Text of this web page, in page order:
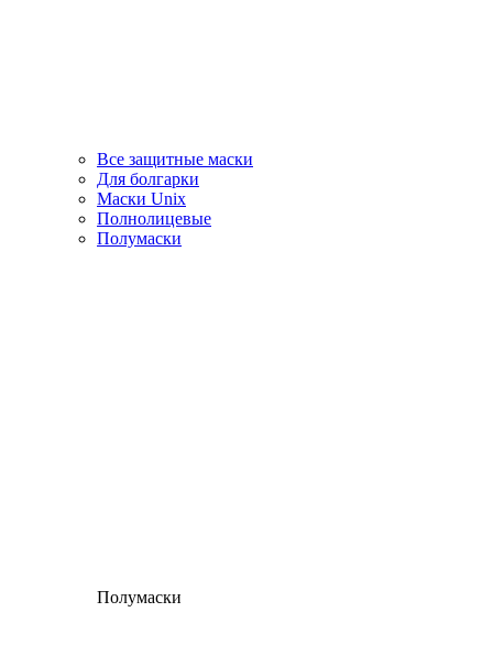
Все защитные маски
Для болгарки
Маски Unix
Полнолицевые
Полумаски
Полумаски